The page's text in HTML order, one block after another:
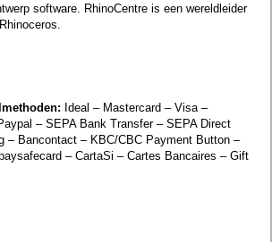
software. RhinoCentre is een wereldleider
Ideal – Mastercard – Visa –
– SEPA Bank Transfer – SEPA Direct
– Bancontact – KBC/CBC Payment Button –
– CartaSi – Cartes Bancaires – Gift